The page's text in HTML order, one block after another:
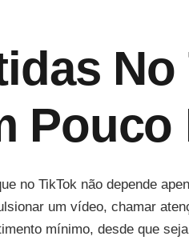
No
no TikTok não depende
um vídeo, chamar
mínimo, desde que